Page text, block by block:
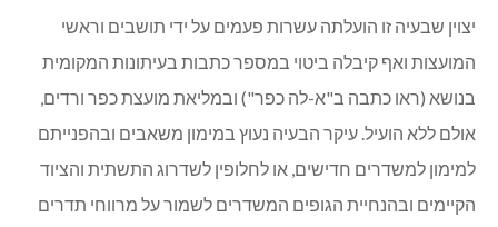
יצוין שבעיה זו הועלתה עשרות פעמים על ידי תושבים וראשי
המועצות ואף קיבלה ביטוי במספר כתבות בעיתונות המקומית
בנושא (ראו כתבה ב"א-לה כפר") ובמליאת מועצת כפר ורדים,
אולם ללא הועיל. עיקר הבעיה נעוץ במימון משאבים ובהפנייתם
למימון למשדרים חדישים, או לחלופין לשדרוג התשתית והציוד
הקיימים ובהנחיית הגופים המשדרים לשמור על מרווחי תדרים